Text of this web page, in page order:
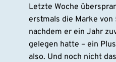
Letzte Woche
erstmals die Marke
nachdem er ein Jahr
gelegen hatte – ein
also. Und noch nicht